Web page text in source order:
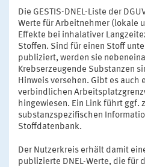
Die GESTIS-DNEL-Liste der
Werte für Arbeitnehmer (lokale
Effekte bei inhalativer
Stoffen. Sind für einen Stoff
publiziert, werden sie
Krebserzeugende Substanzen
Hinweis versehen. Gibt es auch
verbindlichen
hingewiesen. Ein Link führt ggf.
substanzspezifischen
Stoffdatenbank.
Der Nutzerkreis erhält damit
publizierte DNEL-Werte, die für